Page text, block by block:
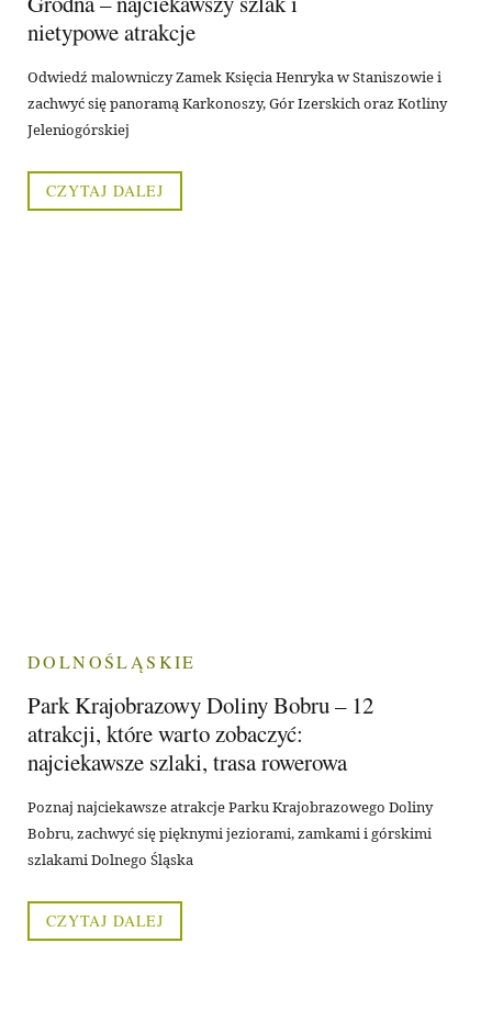
nietypowe atrakcje
Odwiedź malowniczy Zamek Księcia Henryka w Staniszowie i
zachwyć się panoramą Karkonoszy, Gór Izerskich oraz Kotliny
Jeleniogórskiej
CZYTAJ DALEJ
DOLNOŚLĄSKIE
Park Krajobrazowy Doliny Bobru – 12
atrakcji, które warto zobaczyć:
najciekawsze szlaki, trasa rowerowa
Poznaj najciekawsze atrakcje Parku Krajobrazowego Doliny
Bobru, zachwyć się pięknymi jeziorami, zamkami i górskimi
szlakami Dolnego Śląska
CZYTAJ DALEJ